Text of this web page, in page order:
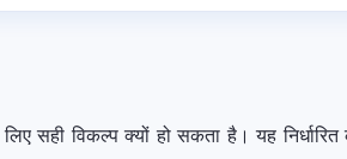
सही विकल्प क्यों हो सकता है। यह